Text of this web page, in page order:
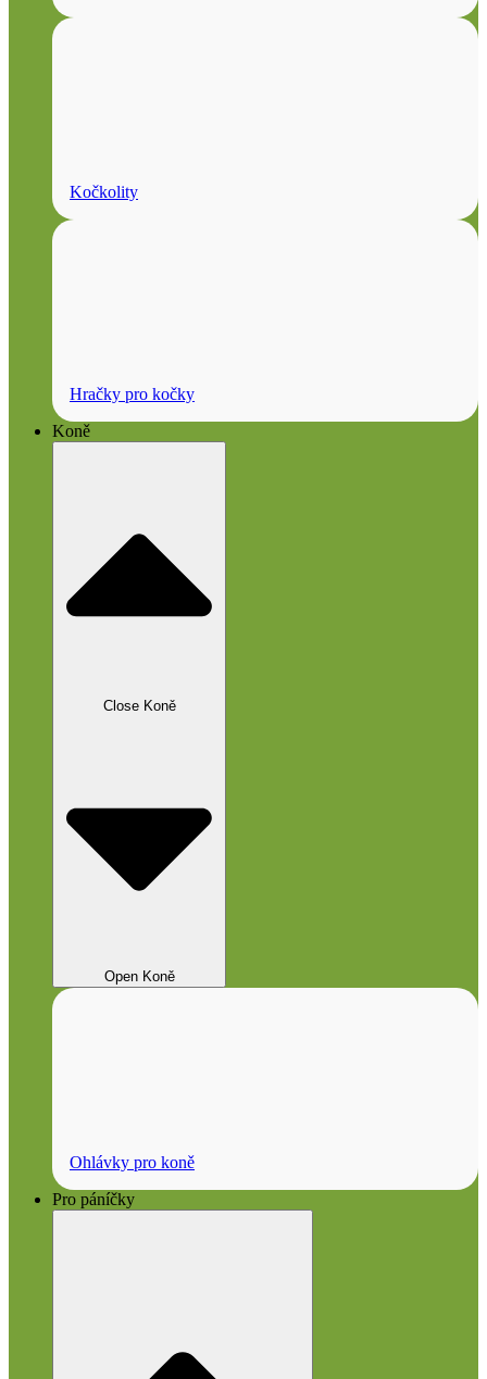
Kočkolity
Hračky pro kočky
Koně
Close Koně
Open Koně
Ohlávky pro koně
Pro páníčky